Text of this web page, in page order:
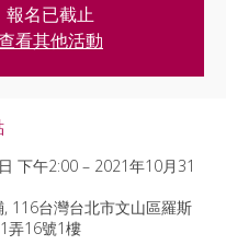
報名已截止
看其他活動
下午2:00 – 2021年10月31
116台灣台北市文山區羅斯
弄16號1樓